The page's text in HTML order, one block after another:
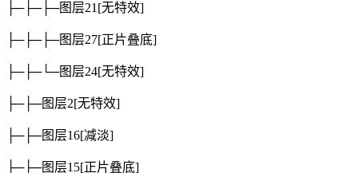
├─├─├─图层21 [无特效]
├─├─├─图层27[正片叠底]
├─├─└─图层24[无特效]
├─├─图层2[无特效]
├─├─图层16[减淡]
├─├─图层15[正片叠底]